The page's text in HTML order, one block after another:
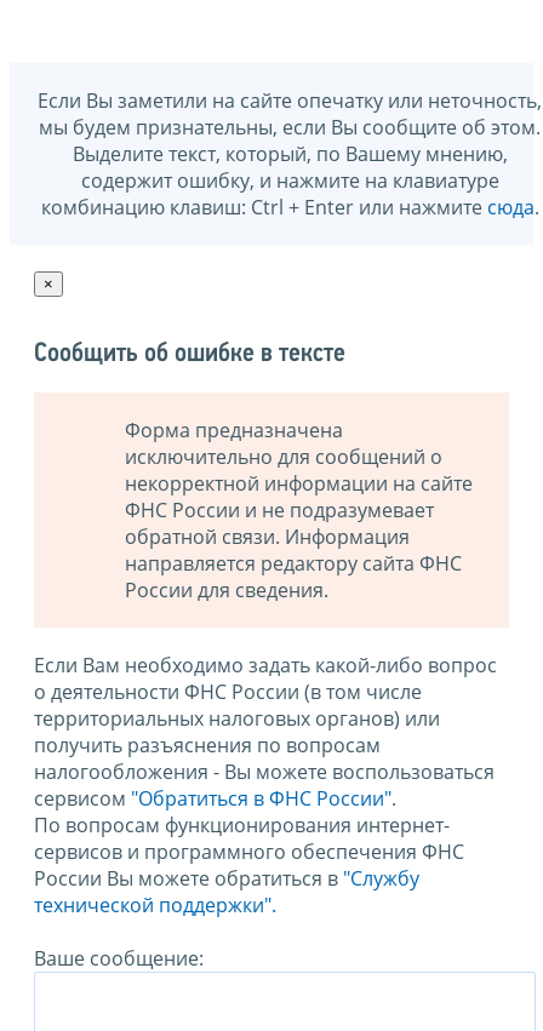
Если Вы заметили на сайте опечатку или неточность,
мы будем признательны, если Вы сообщите об этом.
Выделите текст, который, по Вашему мнению,
содержит ошибку, и нажмите на клавиатуре
комбинацию клавиш: Ctrl + Enter или нажмите сюда.
×
Сообщить об ошибке в тексте
Форма предназначена
исключительно для сообщений о
некорректной информации на сайте
ФНС России и не подразумевает
обратной связи. Информация
направляется редактору сайта ФНС
России для сведения.
Если Вам необходимо задать какой-либо вопрос
о деятельности ФНС России (в том числе
территориальных налоговых органов) или
получить разъяснения по вопросам
налогообложения - Вы можете воспользоваться
сервисом "Обратиться в ФНС России".
По вопросам функционирования интернет-
сервисов и программного обеспечения ФНС
России Вы можете обратиться в "Службу
технической поддержки".
Ваше сообщение: